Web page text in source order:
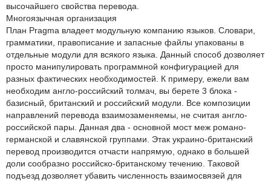
высочайшего свойства перевода.
Многоязычная организация
План Pragma владеет модульную компанию языков. Словари,
грамматики, правописание и запасные файлы упакованы в
отдельные модули для всякого языка. Данный способ дозволяет
просто манипулировать программной конфигурацией для
разных фактических необходимостей. К примеру, ежели вам
необходим англо-российский толмач, вы берете 3 блока -
базисный, британский и российский модули. Все композиции
направлений перевода взаимозаменяемы, не считая англо-
российской пары. Данная два - основной мост меж романо-
германской и славянской группами. Этак украино-британский
перевод производится отчасти напрямую, однако в большей
доли сообразно российско-британскому течению. Таковой
подъезд дозволяет убавить численность взаимосвязей для